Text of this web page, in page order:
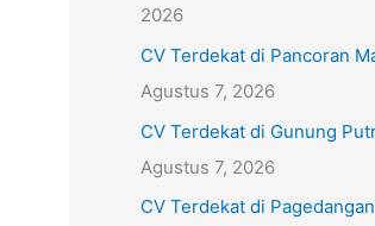
2026
CV Terdekat di Pancoran
Agustus 7, 2026
CV Terdekat di Gunung
Agustus 7, 2026
CV Terdekat di